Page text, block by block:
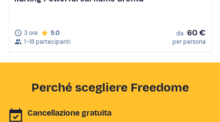
3 ore
5.0
1-18 partecipanti
da 60 €
per persona
Perché scegliere Freedome
Cancellazione gratuita